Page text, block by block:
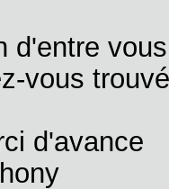
d'entre
vous
d'avance